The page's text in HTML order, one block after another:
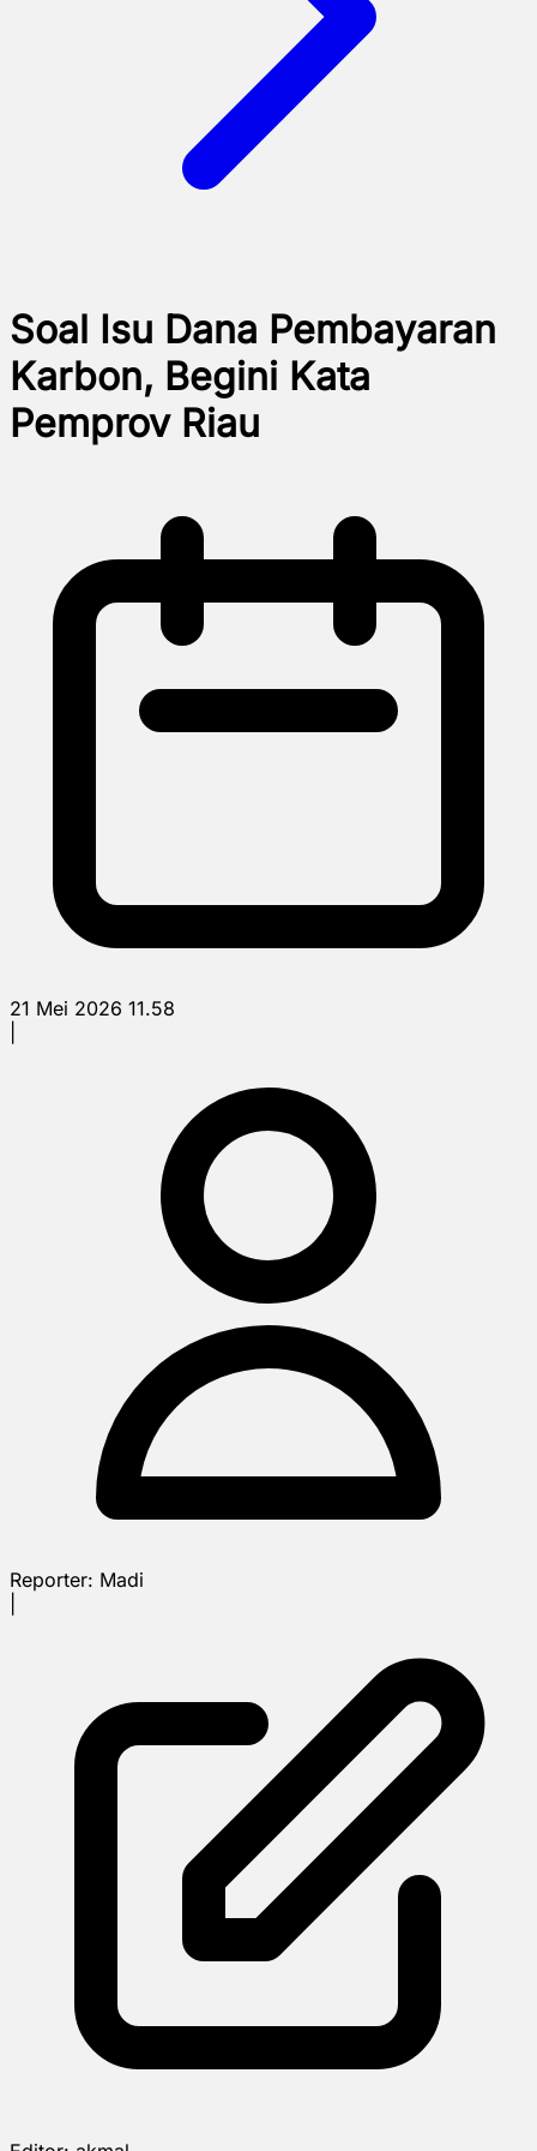
Soal Isu Dana Pembayaran
Karbon, Begini Kata
Pemprov Riau
21 Mei 2026 11.58
Reporter: Madi